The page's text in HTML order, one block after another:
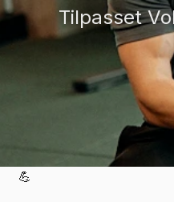
Tilpasset
💪